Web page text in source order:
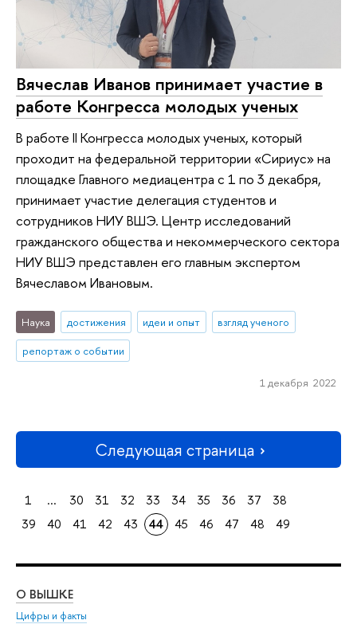
Вячеслав Иванов принимает участие в
работе Конгресса молодых ученых
В работе II Конгресса молодых ученых, который
проходит на федеральной территории «Сириус» на
площадке Главного медиацентра с 1 по 3 декабря,
принимает участие делегация студентов и
сотрудников НИУ ВШЭ. Центр исследований
гражданского общества и некоммерческого сектора
НИУ ВШЭ представлен его главным экспертом
Вячеславом Ивановым.
Наука достижения идеи и опыт
взгляд ученого
репортаж о событии
1 декабря 2022
Следующая страница
1 ... 30 31 32 33 34 35 36 37
38
39
40 41 42 43 44 45 46 47 48 49
О ВЫШКЕ
Цифры и факты